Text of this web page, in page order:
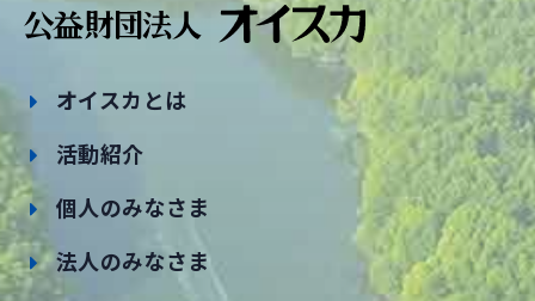
オイスカとは
活動紹介
個人のみなさま
法人のみなさま